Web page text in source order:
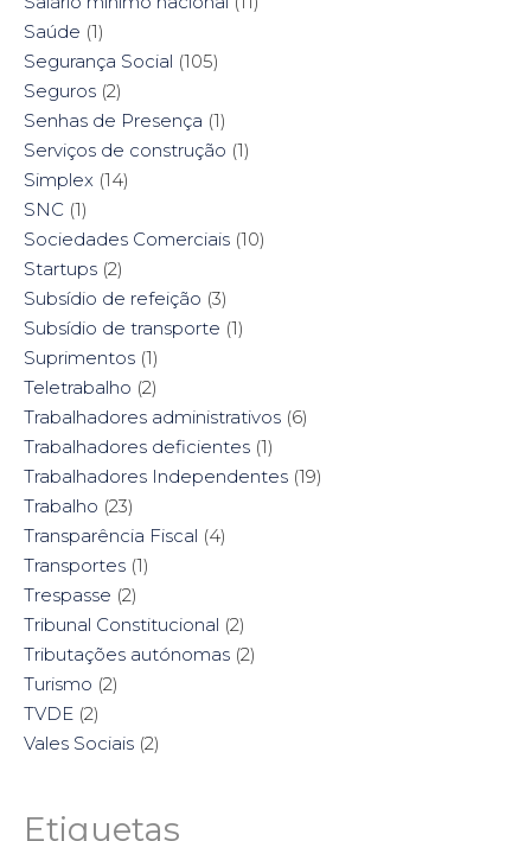
Saúde (1)
Segurança Social (105)
Seguros (2)
Senhas de Presença (1)
Serviços de construção (1)
Simplex (14)
SNC (1)
Sociedades Comerciais (10)
Startups (2)
Subsídio de refeição (3)
Subsídio de transporte (1)
Suprimentos (1)
Teletrabalho (2)
Trabalhadores administrativos (6)
Trabalhadores deficientes (1)
Trabalhadores Independentes (19)
Trabalho (23)
Transparência Fiscal (4)
Transportes (1)
Trespasse (2)
Tribunal Constitucional (2)
Tributações autónomas (2)
Turismo (2)
TVDE (2)
Vales Sociais (2)
Etiquetas